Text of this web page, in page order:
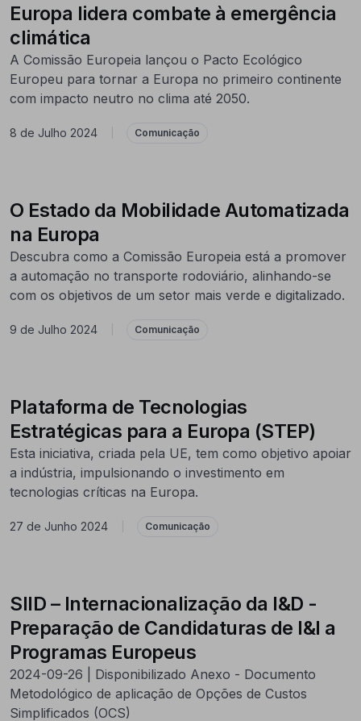
Europa lidera combate à emergência
climática
A Comissão Europeia lançou o Pacto Ecológico
Europeu para tornar a Europa no primeiro continente
com impacto neutro no clima até 2050.
8 de Julho 2024 Comunicação
O Estado da Mobilidade Automatizada
na Europa
Descubra como a Comissão Europeia está a promover
a automação no transporte rodoviário, alinhando-se
com os objetivos de um setor mais verde e digitalizado.
9 de Julho 2024 Comunicação
Plataforma de Tecnologias
Estratégicas para a Europa (STEP)
Esta iniciativa, criada pela UE, tem como objetivo apoiar
a indústria, impulsionando o investimento em
tecnologias críticas na Europa.
27 de Junho 2024 Comunicação
SIID – Internacionalização da I&D -
Preparação de Candidaturas de I&I a
Programas Europeus
2024-09-26 | Disponibilizado Anexo - Documento
Metodológico de aplicação de Opções de Custos
Simplificados (OCS)